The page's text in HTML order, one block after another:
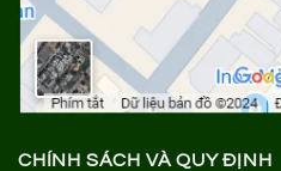
CHÍNH SÁCH VÀ QUY ĐỊNH